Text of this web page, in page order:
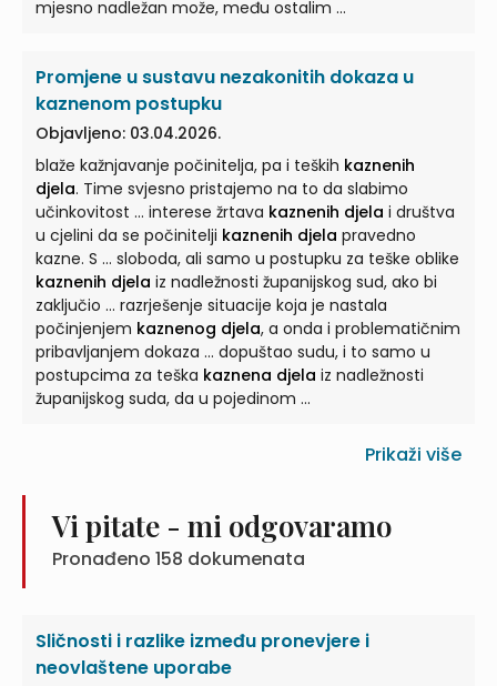
mjesno nadležan može, među ostalim ...
Promjene u sustavu nezakonitih dokaza u
kaznenom postupku
Objavljeno: 03.04.2026.
blaže kažnjavanje počinitelja, pa i teških kaznenih
djela. Time svjesno pristajemo na to da slabimo
učinkovitost ... interese žrtava kaznenih djela i društva
u cjelini da se počinitelji kaznenih djela pravedno
kazne. S ... sloboda, ali samo u postupku za teške oblike
kaznenih djela iz nadležnosti županijskog sud, ako bi
zaključio ... razrješenje situacije koja je nastala
počinjenjem kaznenog djela, a onda i problematičnim
pribavljanjem dokaza ... dopuštao sudu, i to samo u
postupcima za teška kaznena djela iz nadležnosti
županijskog suda, da u pojedinom ...
Prikaži više
Vi pitate - mi odgovaramo
Pronađeno 158 dokumenata
Sličnosti i razlike između pronevjere i
neovlaštene uporabe